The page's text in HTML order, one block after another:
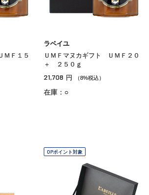
ＭＦ１５
ラベイユ
ＵＭＦマヌカギフト ＵＭＦ２０
＋ ２５０ｇ
21,708 円 （8%税込）
在庫：○
OPポイント対象